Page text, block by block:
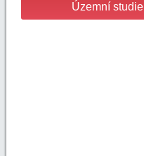
Územní studie